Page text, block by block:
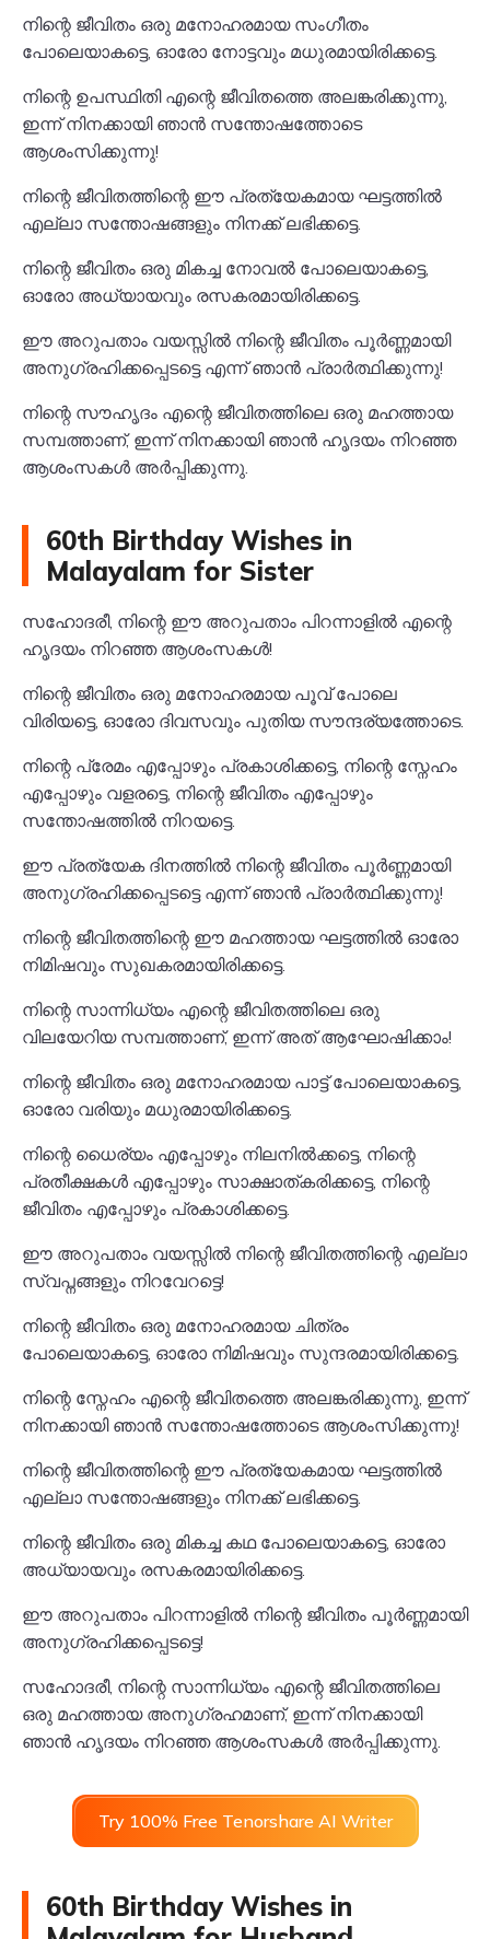
നിന്റെ ജീവിതം ഒരു മനോഹരമായ സംഗീതം
പോലെയാകട്ടെ, ഓരോ നോട്ടവും മധുരമായിരിക്കട്ടെ.
നിന്റെ ഉപസ്ഥിതി എന്റെ ജീവിതത്തെ അലങ്കരിക്കുന്നു,
ഇന്ന് നിനക്കായി ഞാൻ സന്തോഷത്തോടെ
ആശംസിക്കുന്നു!
നിന്റെ ജീവിതത്തിന്റെ ഈ പ്രത്യേകമായ ഘട്ടത്തിൽ
എല്ലാ സന്തോഷങ്ങളും നിനക്ക് ലഭിക്കട്ടെ.
നിന്റെ ജീവിതം ഒരു മികച്ച നോവൽ പോലെയാകട്ടെ,
ഓരോ അധ്യായവും രസകരമായിരിക്കട്ടെ.
ഈ അറുപതാം വയസ്സിൽ നിന്റെ ജീവിതം പൂർണ്ണമായി
അനുഗ്രഹിക്കപ്പെടട്ടെ എന്ന് ഞാൻ പ്രാർത്ഥിക്കുന്നു!
നിന്റെ സൗഹൃദം എന്റെ ജീവിതത്തിലെ ഒരു മഹത്തായ
സമ്പത്താണ്, ഇന്ന് നിനക്കായി ഞാൻ ഹൃദയം നിറഞ്ഞ
ആശംസകൾ അർപ്പിക്കുന്നു.
60th Birthday Wishes in
Malayalam for Sister
സഹോദരീ, നിന്റെ ഈ അറുപതാം പിറന്നാളിൽ എന്റെ
ഹൃദയം നിറഞ്ഞ ആശംസകൾ!
നിന്റെ ജീവിതം ഒരു മനോഹരമായ പൂവ് പോലെ
വിരിയട്ടെ, ഓരോ ദിവസവും പുതിയ സൗന്ദര്യത്തോടെ.
നിന്റെ പ്രേമം എപ്പോഴും പ്രകാശിക്കട്ടെ, നിന്റെ സ്നേഹം
എപ്പോഴും വളരട്ടെ, നിന്റെ ജീവിതം എപ്പോഴും
സന്തോഷത്തിൽ നിറയട്ടെ.
ഈ പ്രത്യേക ദിനത്തിൽ നിന്റെ ജീവിതം പൂർണ്ണമായി
അനുഗ്രഹിക്കപ്പെടട്ടെ എന്ന് ഞാൻ പ്രാർത്ഥിക്കുന്നു!
നിന്റെ ജീവിതത്തിന്റെ ഈ മഹത്തായ ഘട്ടത്തിൽ ഓരോ
നിമിഷവും സുഖകരമായിരിക്കട്ടെ.
നിന്റെ സാന്നിധ്യം എന്റെ ജീവിതത്തിലെ ഒരു
വിലയേറിയ സമ്പത്താണ്, ഇന്ന് അത് ആഘോഷിക്കാം!
നിന്റെ ജീവിതം ഒരു മനോഹരമായ പാട്ട് പോലെയാകട്ടെ,
ഓരോ വരിയും മധുരമായിരിക്കട്ടെ.
നിന്റെ ധൈര്യം എപ്പോഴും നിലനിൽക്കട്ടെ, നിന്റെ
പ്രതീക്ഷകൾ എപ്പോഴും സാക്ഷാത്കരിക്കട്ടെ, നിന്റെ
ജീവിതം എപ്പോഴും പ്രകാശിക്കട്ടെ.
ഈ അറുപതാം വയസ്സിൽ നിന്റെ ജീവിതത്തിന്റെ എല്ലാ
സ്വപ്നങ്ങളും നിറവേറട്ടെ!
നിന്റെ ജീവിതം ഒരു മനോഹരമായ ചിത്രം
പോലെയാകട്ടെ, ഓരോ നിമിഷവും സുന്ദരമായിരിക്കട്ടെ.
നിന്റെ സ്നേഹം എന്റെ ജീവിതത്തെ അലങ്കരിക്കുന്നു, ഇന്ന്
നിനക്കായി ഞാൻ സന്തോഷത്തോടെ ആശംസിക്കുന്നു!
നിന്റെ ജീവിതത്തിന്റെ ഈ പ്രത്യേകമായ ഘട്ടത്തിൽ
എല്ലാ സന്തോഷങ്ങളും നിനക്ക് ലഭിക്കട്ടെ.
നിന്റെ ജീവിതം ഒരു മികച്ച കഥ പോലെയാകട്ടെ, ഓരോ
അധ്യായവും രസകരമായിരിക്കട്ടെ.
ഈ അറുപതാം പിറന്നാളിൽ നിന്റെ ജീവിതം പൂർണ്ണമായി
അനുഗ്രഹിക്കപ്പെടട്ടെ!
സഹോദരീ, നിന്റെ സാന്നിധ്യം എന്റെ ജീവിതത്തിലെ
ഒരു മഹത്തായ അനുഗ്രഹമാണ്, ഇന്ന് നിനക്കായി
ഞാൻ ഹൃദയം നിറഞ്ഞ ആശംസകൾ അർപ്പിക്കുന്നു.
Try 100% Free Tenorshare AI Writer
60th Birthday Wishes in